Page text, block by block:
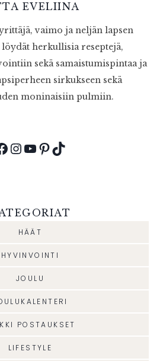
EVELIINA
vaimo ja neljän lapsen
herkullisia reseptejä,
sekä samaistumispintaa ja
sirkukseen sekä
moninaisiin pulmiin.
Instagram
YouTube
Pinterest
TikTok
HÄÄT
HYVINVOINTI
JOULU
POSTAUKSET
LIFESTYLE